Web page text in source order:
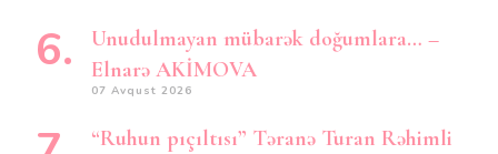
Unudulmayan mübarək doğumlara… –
Elnarə AKİMOVA
07 Avqust 2026
“Ruhun pıçıltısı” Təranə Turan Rəhimli